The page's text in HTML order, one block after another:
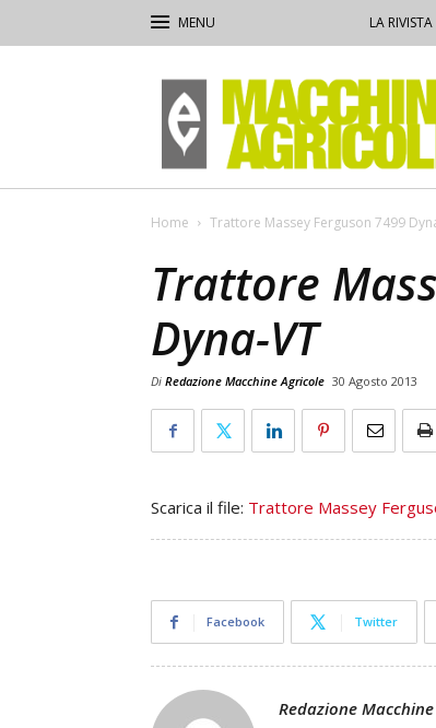
LA RIVISTA
Macchine
Agricole
Home Trattore Massey Ferguson 7499
Trattore
Dyna-VT
Di Redazione Macchine Agricole 30 Agosto 2013
Scarica il file: Trattore Massey
Facebook Twitter
Redazione